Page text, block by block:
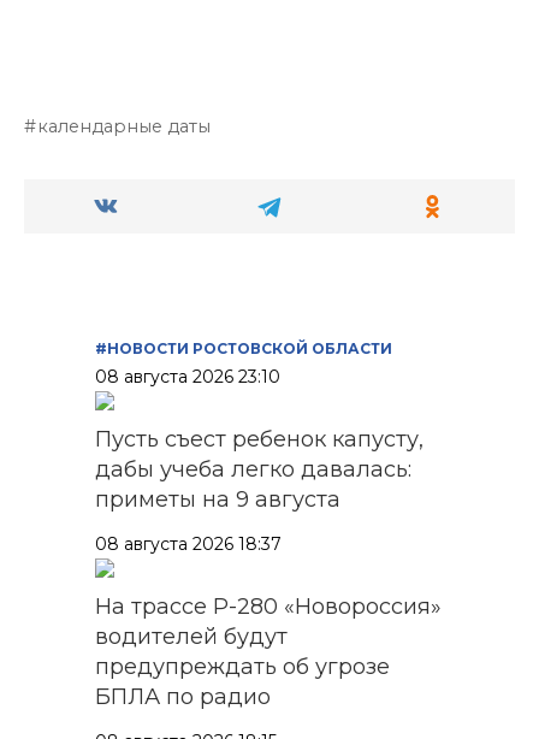
календарные даты
#НОВОСТИ РОСТОВСКОЙ ОБЛАСТИ
08 августа 2026 23:10
Пусть съест ребенок капусту,
дабы учеба легко давалась:
приметы на 9 августа
08 августа 2026 18:37
На трассе Р-280 «Новороссия»
водителей будут
предупреждать об угрозе
БПЛА по радио